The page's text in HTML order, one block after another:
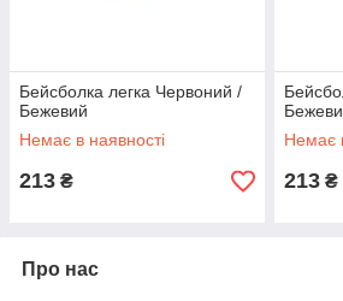
Бейсболка легка Червоний /
Бежевий
Немає в наявності
213 ₴
Немає
213 ₴
Про нас